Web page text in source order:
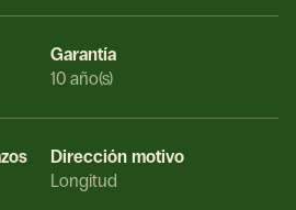
Garantía
10 año(s)
Dirección motivo
Longitud